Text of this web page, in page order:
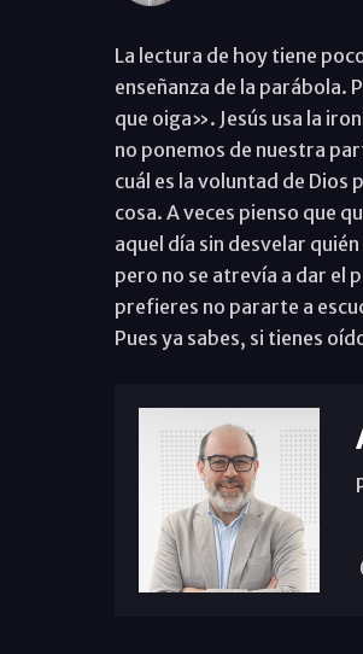
La lectura de hoy tiene
enseñanza de la parábola.
que oiga». Jesús usa la
no ponemos de nuestra
cuál es la voluntad de Dios
cosa. A veces pienso que
aquel día sin desvelar
pero no se atrevía a dar el
prefieres no pararte a
Pues ya sabes, si tienes